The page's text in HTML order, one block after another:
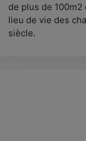
de plus de
lieu de vie des
siècle.